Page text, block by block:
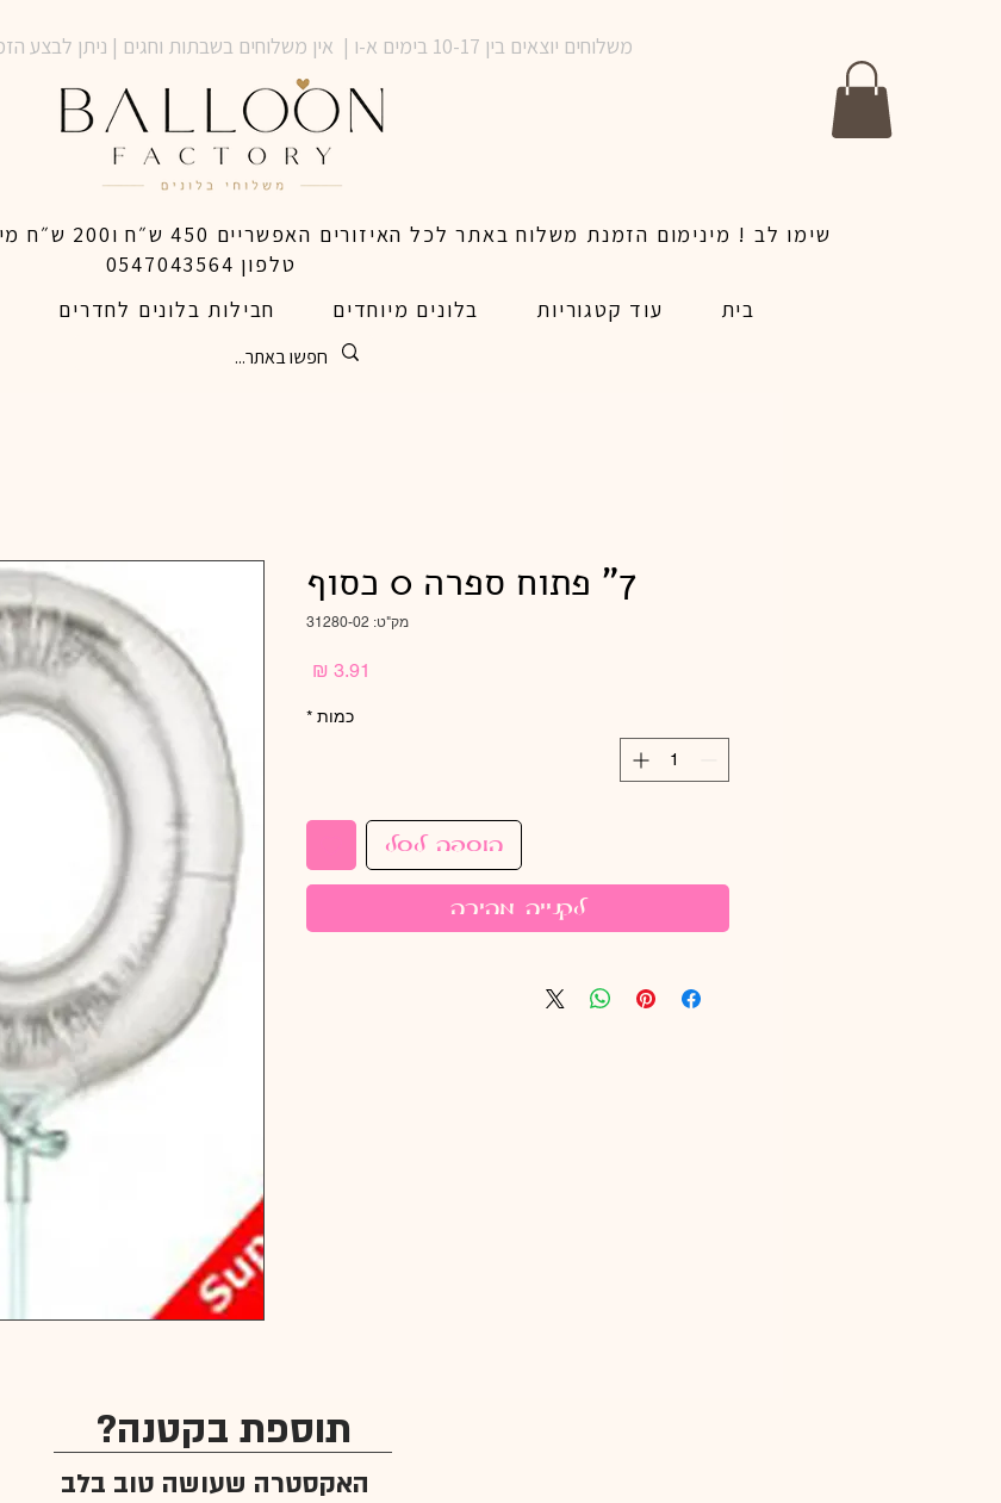
משלוחים יוצאים בין 10-17 בימים א-ו | אין משלוחים בשבתות וחגים | ניתן לבצע הזמנה לאותו היום עד שעה 14:00
טלפון 0547043564
בית
עוד קטגוריות בלונים מיוחדים חבילות בלונים לחדרים
7" פתוח ספרה 0 כסוף
מק"ט: 31280-02
כמות *
הוספה לסל
לקנייה מהירה
תוספת בקטנה?
האקסטרה שעושה טוב בלב